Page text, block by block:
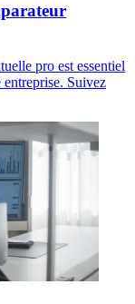
pro est essentiel
Suivez